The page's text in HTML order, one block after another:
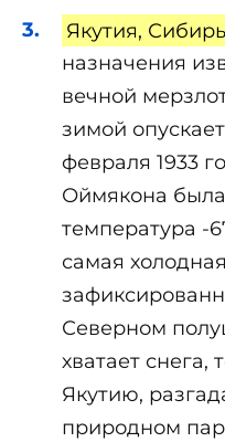
Якутия,
назначения
вечной
зимой
февраля 1933
Оймякона
температура -
самая
Северном
хватает снега,
Якутию,
природном